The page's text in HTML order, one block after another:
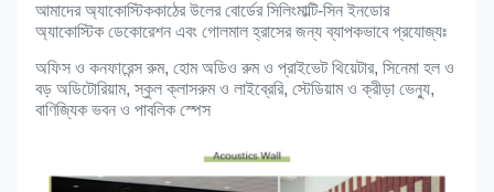
আমাদের অ্যাকোস্টিককাঠের উলের বোর্ডের সিলিংমাল্টি-সিন ইনডোর
অ্যাকোস্টিক ডেকোরেশন এবং গোলমাল হ্রাসের জন্য ব্যাপকভাবে প্রযোজ্যঃ
অফিস ও কনফারেন্স রুম, হোম অডিও রুম ও প্রাইভেট থিয়েটার, সিনেমা হল ও
বড় অডিটোরিয়াম, স্কুল ক্লাসরুম ও লাইব্রেরি, স্টেডিয়াম ও ক্রীড়া ভেন্যু,
বাণিজ্যিক ভবন ও পাবলিক স্পেস